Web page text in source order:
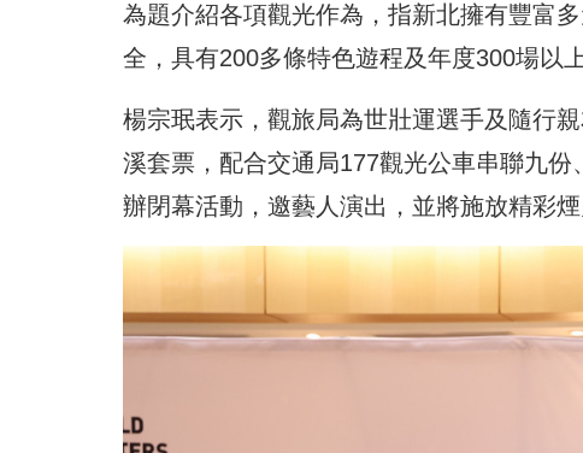
為題介紹各項觀光作為，指新北擁有豐富
全，具有200多條特色遊程及年度300場以
楊宗珉表示， 觀旅局為世壯運選手及隨行
溪套票，配合交通局177觀光公車串聯九
辦閉幕活動，邀藝人演出，並將施放精彩煙